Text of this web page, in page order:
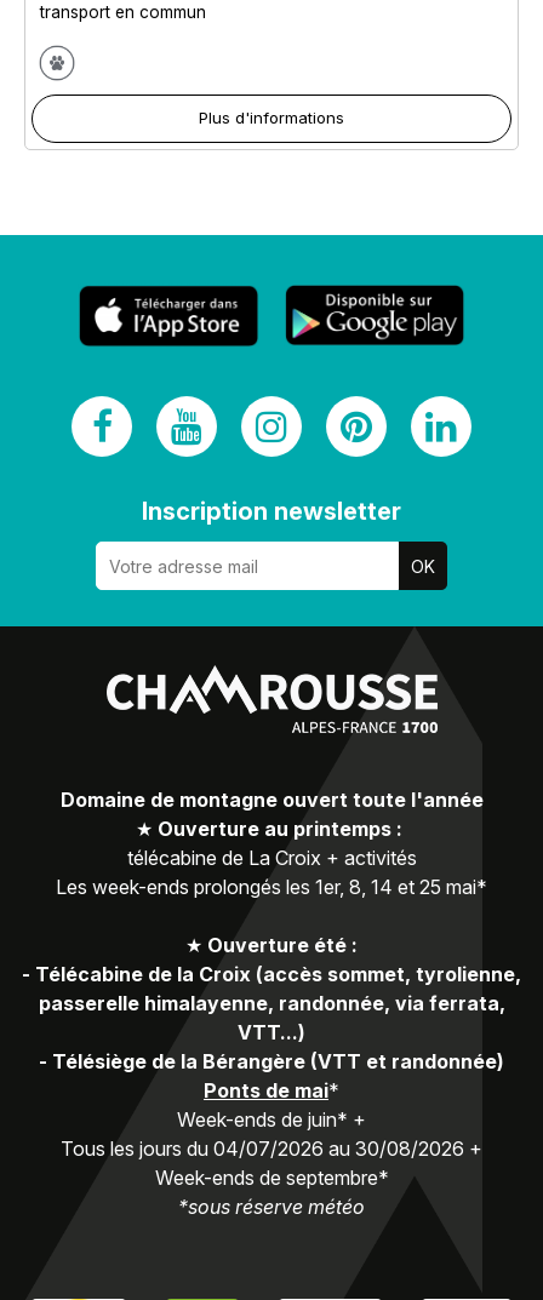
transport en commun
Plus d'informations
Inscription newsletter
Domaine de montagne ouvert toute l'année
★ Ouverture au printemps :
télécabine de La Croix + activités
Les week-ends prolongés les 1er, 8, 14 et 25 mai*
★ Ouverture été :
- Télécabine de la Croix (accès sommet, tyrolienne,
passerelle himalayenne, randonnée, via ferrata,
VTT...)
- Télésiège de la Bérangère (VTT et randonnée)
Ponts de mai*
Week-ends de juin* +
Tous les jours du 04/07/2026 au 30/08/2026 +
Week-ends de septembre*
*sous réserve météo